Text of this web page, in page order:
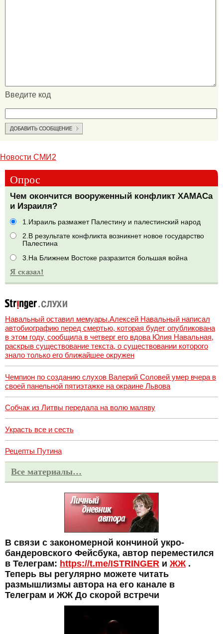
Введите код
Новости СМИ2
Опрос
Чем окончится вооруженный конфликт ХАМАСа
и Израиля?
1.Израиль размажет Палестину и палестинский народ
2.В результате конфликта возникнет новое государство
Палестина
3.На Ближнем Востоке разразится большая война
Навальный оставил мемуары.Алексей Навальный написал
автобиографию перед смертью, которая будет опубликована
в этом году, сообщила в четверг его вдова Юлия Навальная,
раскрыв существование текста, о существовании которого
знало только его ближайшее окружен
Чемпион по созданию слухов Валерий Соловей умер вчера в
своей панельной пятиэтажке на окраине Львова
Собчак из Литвы передала на волю маляву
Украсть все и сесть
Рецепты Путина
Все материалы…
В связи с закономерной кончиной укро-
бандеровского Фейсбука, автор переместился
в Телеграм: https://t.me/ISTRINGER и ЖЖ.
Теперь вы регулярно можете читать
размышлизмы автора на его канале в
Телеграм и ЖЖ До скорой встречи